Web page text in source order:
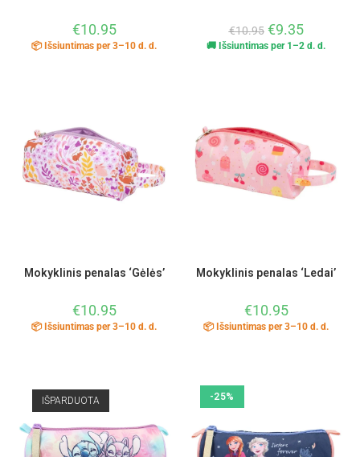
€10.95
📦 Išsiuntimas per 3–10 d. d.
€10.95 €9.35
🚚 Išsiuntimas per 1–2 d. d.
Mokyklinis penalas ‘Gėlės’
€10.95
📦 Išsiuntimas per 3–10 d. d.
Mokyklinis penalas ‘Ledai’
€10.95
📦 Išsiuntimas per 3–10 d. d.
IŠPARDUOTA -25%